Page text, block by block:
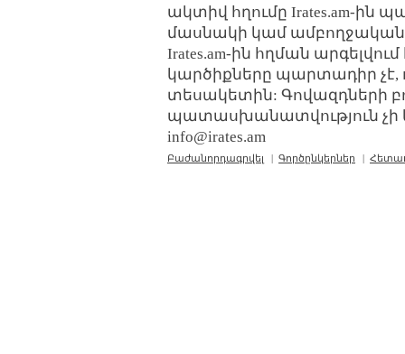
ակտիվ հղումը Irates.am-ին
մասնակի կամ ամբողջական
Irates.am-ին հղման
կարծիքները պարտադիր չէ,
տեսակետին: Գովազդների
պատասխանատվություն չի
info@irates.am
Բաժանորդագրվել | Գործընկերներ |